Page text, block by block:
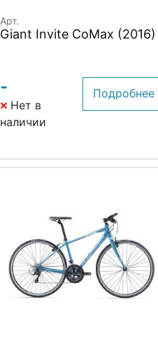
Арт.
Giant Invite CoMax (2016)
-
Нет в
наличии
Подробнее